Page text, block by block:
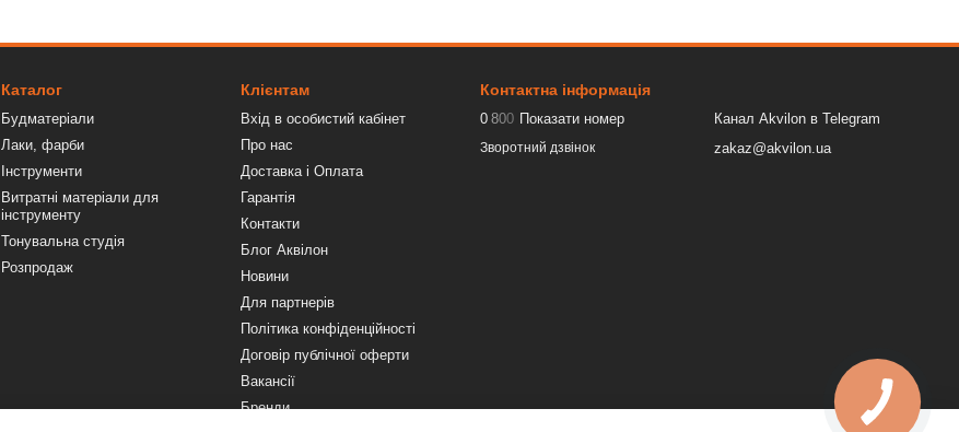
Каталог
Будматеріали
Лаки, фарби
Інструменти
Витратні матеріали для
інструменту
Тонувальна студія
Розпродаж
Клієнтам
Вхід в особистий кабінет
Про нас
Доставка і Оплата
Гарантія
Контакти
Блог Аквілон
Новини
Для партнерів
Політика конфіденційності
Договір публічної оферти
Вакансії
Бренди
Контактна інформація
0 800 Показати номер
Зворотний дзвінок
Канал Akvilon в Telegram
zakaz@akvilon.ua